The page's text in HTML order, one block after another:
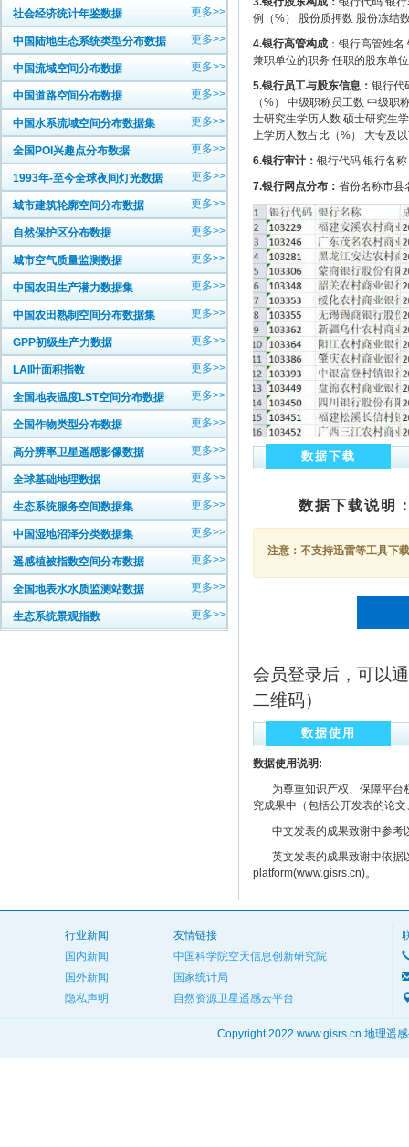
社会经济统计年鉴数据 更多>>
中国陆地生态系统类型分布数据 更多>>
中国流域空间分布数据 更多>>
中国道路空间分布数据 更多>>
中国水系流域空间分布数据集 更多>>
全国POI兴趣点分布数据 更多>>
1993年-至今全球夜间灯光数据 更多>>
城市建筑轮廓空间分布数据 更多>>
自然保护区分布数据 更多>>
城市空气质量监测数据 更多>>
中国农田生产潜力数据集 更多>>
中国农田熟制空间分布数据集 更多>>
GPP初级生产力数据 更多>>
LAI叶面积指数 更多>>
全国地表温度LST空间分布数据 更多>>
全国作物类型分布数据 更多>>
高分辨率卫星遥感影像数据 更多>>
全球基础地理数据 更多>>
生态系统服务空间数据集 更多>>
中国湿地沼泽分类数据集 更多>>
遥感植被指数空间分布数据 更多>>
全国地表水水质监测站数据 更多>>
生态系统景观指数 更多>>
例（%） 股份质押数 股份冻结
4.银行高管构成 ：银行高管姓
兼职单位的职务 任职的股东单
5.银行员工与股东信息： 银行代
（%） 中级职称员工数 中级
士研究生学历人数 硕士研究生
上学历人数占比（%） 大专及
6.银行审计： 银行代码 银行名
7.银行网点分布： 省份名称市县
数据下载
数据下载说明
注意：不支持迅雷等工具下
会员登录后，可以
二维码）
数据使用
数据使用说明:
为尊重知识产权、保障平台
究成果中（包括公开发表的论
中文发表的成果致谢中参考
英文发表的成果致谢中依据
platform(www.gisrs.cn)。
行业新闻
国内新闻
国外新闻
隐私声明
友情链接
中国科学院空天信息创新研究院
国家统计局
自然资源卫星遥感云平台
Copyright 2022 www.gisrs.cn 地理遥